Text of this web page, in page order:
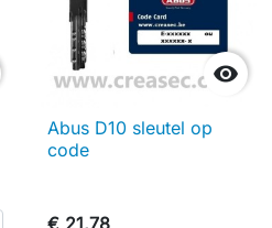

Abus D10 sleutel op
code